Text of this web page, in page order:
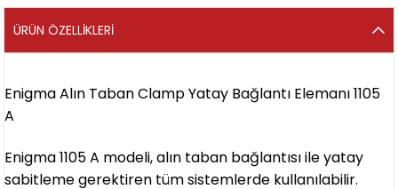
ÜRÜN ÖZELLIKLERI
Enigma Alın Taban Clamp Yatay Bağlantı Elemanı 1105
A
Enigma 1105 A modeli, alın taban bağlantısı ile yatay
sabitleme gerektiren tüm sistemlerde kullanılabilir.